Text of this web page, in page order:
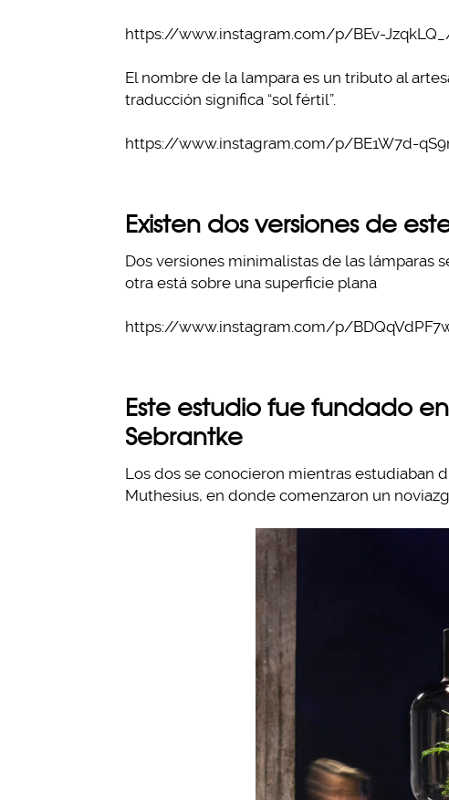
https://www.instagram.com/p/BEv-
El nombre de la lampara es un tributo al
traducción significa “sol fértil”.
https://www.instagram.com/p/BE1W7d-
Existen dos versiones de
Dos versiones minimalistas de las lámparas
otra está sobre una superficie plana
https://www.instagram.com/p/
Este estudio fue fundado
Sebrantke
Los dos se conocieron mientras estudiaban
Muthesius, en donde comenzaron un